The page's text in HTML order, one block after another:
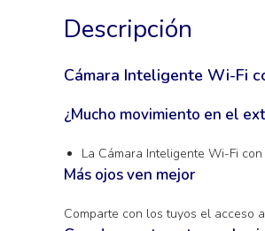
Descripción
Cámara Inteligente Wi-Fi
¿Mucho movimiento en el
La Cámara Inteligente Wi-Fi
Más ojos ven mejor
Comparte con los tuyos el acceso